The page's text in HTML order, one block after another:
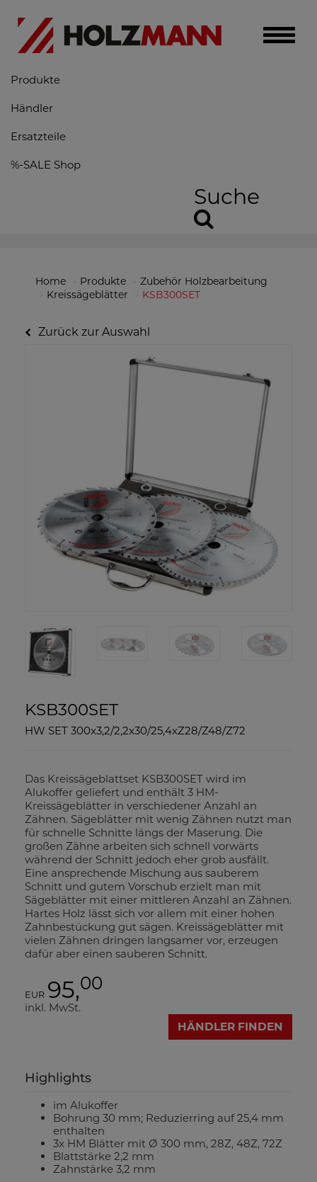
Toggle
Produkte
Händler
Ersatzteile
%-SALE Shop
Suche
Home Produkte
Zubehör Holzbearbeitung
Kreissägeblätter
KSB300SET
Zurück zur Auswahl
KSB300SET
HW SET 300x3,2/2,2x30/25,4xZ28/Z48/Z72
Das Kreissägeblattset KSB300SET wird im
Alukoffer geliefert und enthält 3 HM-
Kreissägeblätter in verschiedener Anzahl an
Zähnen. Sägeblätter mit wenig Zähnen nutzt man
für schnelle Schnitte längs der Maserung. Die
großen Zähne arbeiten sich schnell vorwärts
während der Schnitt jedoch eher grob ausfällt.
Eine ansprechende Mischung aus sauberem
Schnitt und gutem Vorschub erzielt man mit
Sägeblätter mit einer mittleren Anzahl an Zähnen.
Hartes Holz lässt sich vor allem mit einer hohen
Zahnbestückung gut sägen. Kreissägeblätter mit
vielen Zähnen dringen langsamer vor, erzeugen
dafür aber einen sauberen Schnitt.
EUR 95,00
inkl. MwSt.
HÄNDLER FINDEN
Highlights
im Alukoffer
Bohrung 30 mm; Reduzierring auf 25,4 mm
enthalten
3x HM Blätter mit Ø 300 mm, 28Z, 48Z, 72Z
Blattstärke 2,2 mm
Zahnstärke 3,2 mm